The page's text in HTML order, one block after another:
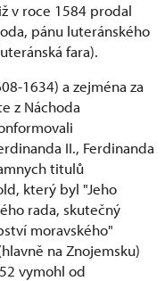
v roce 1584 prodal
pánu luteránského
fara).
1634) a zejména za
z Náchoda
II., Ferdinanda
titulů
který byl "Jeho
rada, skutečný
moravského"
na Znojemsku)
vymohl od